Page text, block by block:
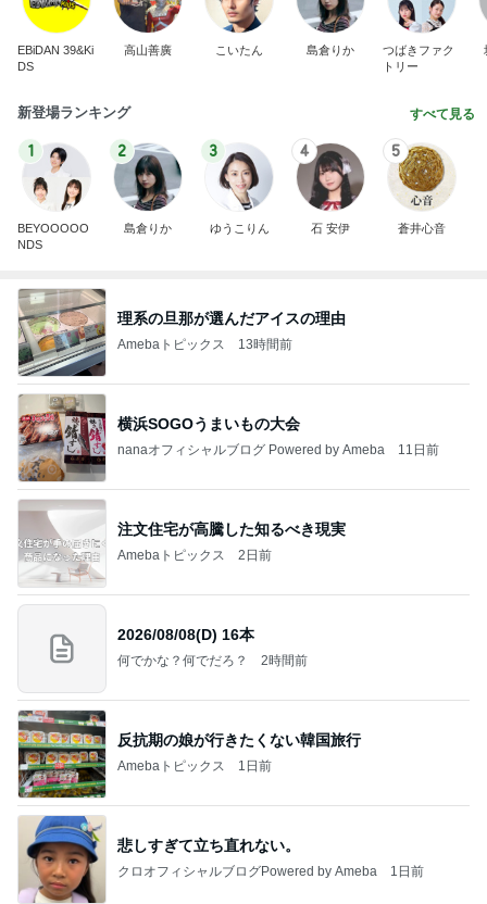
EBiDAN 39&Ki
DS
高山善廣 こいたん 島倉りか
つばきファク
トリー
新登場ランキング すべて見る
1
BEYOOOOO
NDS
2
島倉りか
3
ゆうこりん
4
石 安伊
5
蒼井心音
理系の旦那が選んだアイスの理由
Amebaトピックス 13時間前
横浜SOGOうまいもの大会
nanaオフィシャルブログ Powered by Ameba 11日前
注文住宅が高騰した知るべき現実
Amebaトピックス 2日前
2026/08/08(D) 16本
何でかな？何でだろ？ 2時間前
反抗期の娘が行きたくない韓国旅行
Amebaトピックス 1日前
悲しすぎて立ち直れない。
クロオフィシャルブログPowered by Ameba 1日前